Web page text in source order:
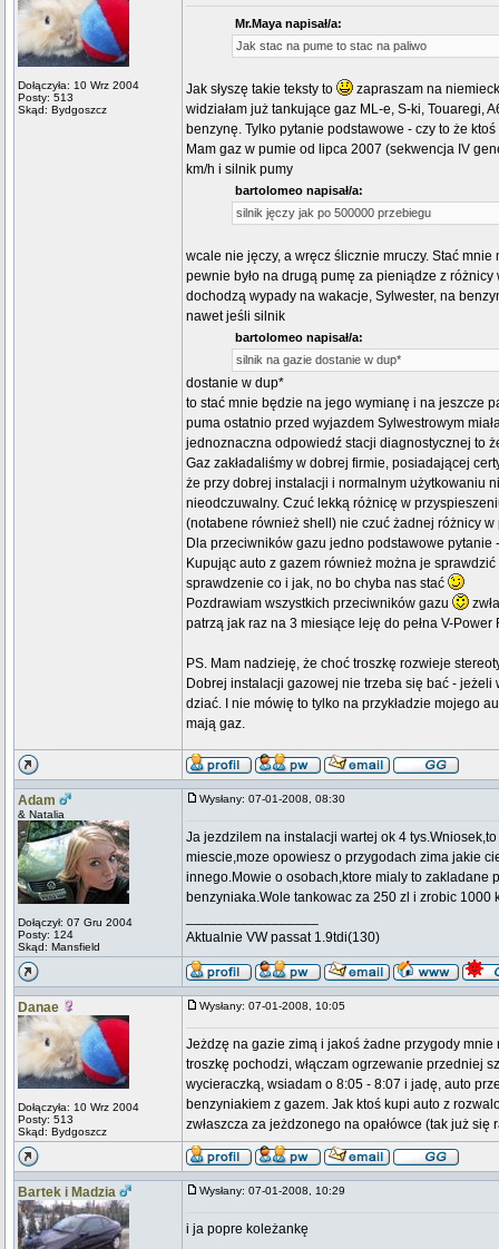
Dołączyła: 10 Wrz 2004
Posty: 513
Skąd: Bydgoszcz
Mr.Maya napisał/a:
Jak stac na pume to stac na paliwo
Jak słyszę takie teksty to
zapraszam na
widziałam już tankujące gaz ML-e, S-ki, Touaregi,
benzynę. Tylko pytanie podstawowe - czy to że
Mam gaz w pumie od lipca 2007 (sekwencja IV
km/h i silnik pumy
bartolomeo napisał/a:
silnik jęczy jak po 500000 przebiegu
wcale nie jęczy, a wręcz ślicznie mruczy. Stać
pewnie było na drugą pumę za pieniądze z
dochodzą wypady na wakacje, Sylwester, na
nawet jeśli silnik
bartolomeo napisał/a:
silnik na gazie dostanie w dup*
dostanie w dup*
to stać mnie będzie na jego wymianę i na jeszcze
puma ostatnio przed wyjazdem Sylwestrowym
jednoznaczna odpowiedź stacji diagnostycznej to
Gaz zakładaliśmy w dobrej firmie, posiadającej
że przy dobrej instalacji i normalnym użytkowaniu
nieodczuwalny. Czuć lekką różnicę w
(notabene również shell) nie czuć żadnej różnicy
Dla przeciwników gazu jedno podstawowe
Kupując auto z gazem również można je
sprawdzenie co i jak, no bo chyba nas stać
Pozdrawiam wszystkich przeciwników gazu
patrzą jak raz na 3 miesiące leję do pełna V-
PS. Mam nadzieję, że choć troszkę rozwieje
Dobrej instalacji gazowej nie trzeba się bać -
dziać. I nie mówię to tylko na przykładzie mojego
mają gaz.
Adam
& Natalia
Dołączył: 07 Gru 2004
Posty: 124
Skąd: Mansfield
Wysłany: 07-01-2008, 08:30
Ja jezdzilem na instalacji wartej ok 4
miescie,moze opowiesz o przygodach zima jakie
innego.Mowie o osobach,ktore mialy to zakladane
benzyniaka.Wole tankowac za 250 zl i zrobic 1000
Aktualnie VW passat 1.9tdi(130)
Danae
Dołączyła: 10 Wrz 2004
Posty: 513
Skąd: Bydgoszcz
Wysłany: 07-01-2008, 10:05
Jeżdzę na gazie zimą i jakoś żadne przygody
troszkę pochodzi, włączam ogrzewanie przedniej
wycieraczką, wsiadam o 8:05 - 8:07 i jadę, auto
benzyniakiem z gazem. Jak ktoś kupi auto z
zwłaszcza za jeżdzonego na opałówce (tak już się
Bartek i Madzia Wysłany: 07-01-2008, 10:29
i ja popre koleżankę